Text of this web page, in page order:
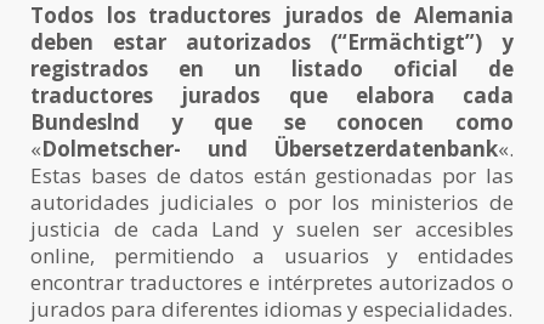
Todos los traductores jurados de Alemania
deben estar autorizados (“Ermächtigt”) y
registrados en un listado oficial de
traductores jurados que elabora cada
Bundeslnd
y que se conocen como
«Dolmetscher- und Übersetzerdatenbank«.
Estas bases de datos están gestionadas por las
autoridades judiciales o por los ministerios de
justicia de cada Land y suelen ser accesibles
online, permitiendo a usuarios y entidades
encontrar traductores e intérpretes autorizados o
jurados para diferentes idiomas y especialidades.